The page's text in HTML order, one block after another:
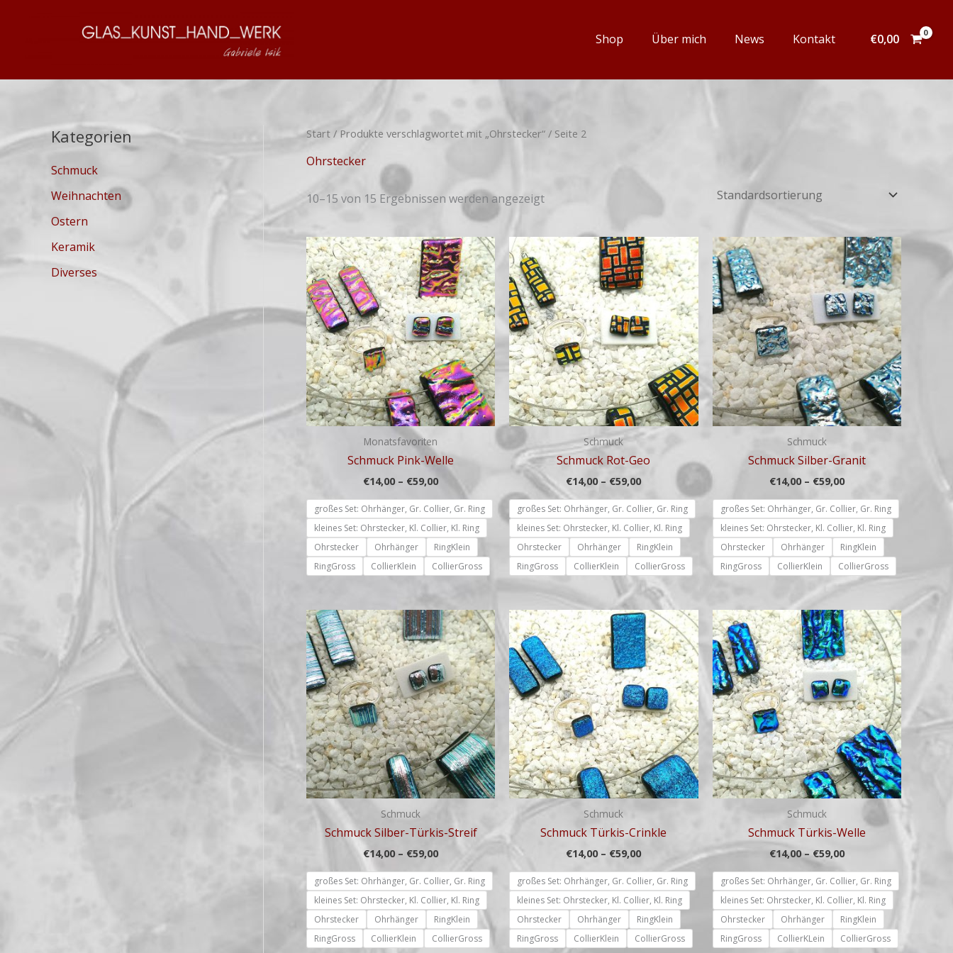
Shop Über mich News Kontakt €0,00
Kategorien
Schmuck
Weihnachten
Ostern
Keramik
Diverses
Start / Produkte verschlagwortet mit „Ohrstecker“ / Seite 2
Ohrstecker
10–15 von 15 Ergebnissen werden angezeigt
Monatsfavoriten
Schmuck Pink-Welle
€14,00 – €59,00
Preisspanne:
€14,00
bis
€59,00
großes Set: Ohrhänger, Gr. Collier, Gr. Ring
kleines Set: Ohrstecker, Kl. Collier, Kl. Ring
Ohrstecker
Ohrhänger
RingKlein
RingGross
CollierKlein CollierGross
Schmuck
Schmuck Rot-Geo
€14,00 – €59,00
Preisspanne:
€14,00
bis
€59,00
großes Set: Ohrhänger, Gr. Collier, Gr. Ring
kleines Set: Ohrstecker, Kl. Collier, Kl. Ring
Ohrstecker
Ohrhänger
RingKlein
RingGross
CollierKlein CollierGross
Schmuck
Schmuck Silber-Granit
€14,00 – €59,00
Preisspanne:
€14,00
bis
€59,00
großes Set: Ohrhänger, Gr. Collier, Gr. Ring
kleines Set: Ohrstecker, Kl. Collier, Kl. Ring
Ohrstecker
Ohrhänger
RingKlein
RingGross
CollierKlein CollierGross
Schmuck
Schmuck Silber-Türkis-Streif
€14,00 – €59,00
Preisspanne:
€14,00
bis
€59,00
großes Set: Ohrhänger, Gr. Collier, Gr. Ring
kleines Set: Ohrstecker, Kl. Collier, Kl. Ring
Ohrstecker
Ohrhänger
RingKlein
RingGross
CollierKlein CollierGross
Schmuck
Schmuck Türkis-Crinkle
€14,00 – €59,00
Preisspanne:
€14,00
bis
€59,00
großes Set: Ohrhänger, Gr. Collier, Gr. Ring
kleines Set: Ohrstecker, Kl. Collier, Kl. Ring
Ohrstecker
Ohrhänger
RingKlein
RingGross
CollierKlein CollierGross
Schmuck
Schmuck Türkis-Welle
€14,00 – €59,00
Preisspanne:
€14,00
bis
€59,00
großes Set: Ohrhänger, Gr. Collier, Gr. Ring
kleines Set: Ohrstecker, Kl. Collier, Kl. Ring
Ohrstecker
Ohrhänger
RingKlein
RingGross
CollierKLein CollierGross